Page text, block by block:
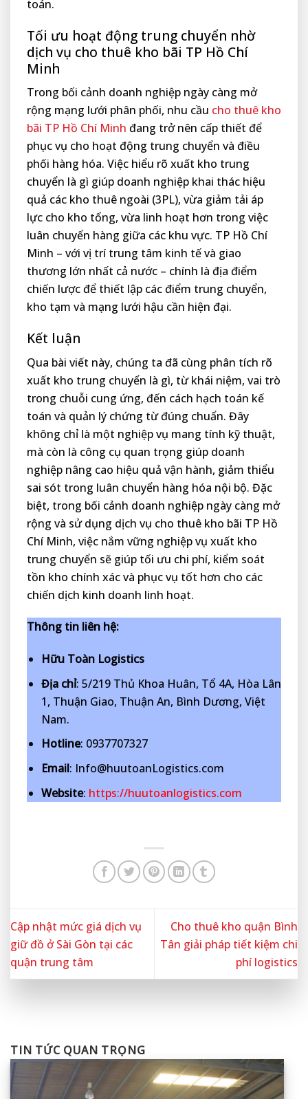
toán.
Tối ưu hoạt động trung chuyển nhờ
dịch vụ cho thuê kho bãi TP Hồ Chí
Minh
Trong bối cảnh doanh nghiệp ngày càng mở
rộng mạng lưới phân phối, nhu cầu cho thuê kho
bãi TP Hồ Chí Minh đang trở nên cấp thiết để
phục vụ cho hoạt động trung chuyển và điều
phối hàng hóa. Việc hiểu rõ xuất kho trung
chuyển là gì giúp doanh nghiệp khai thác hiệu
quả các kho thuê ngoài (3PL), vừa giảm tải áp
lực cho kho tổng, vừa linh hoạt hơn trong việc
luân chuyển hàng giữa các khu vực. TP Hồ Chí
Minh – với vị trí trung tâm kinh tế và giao
thương lớn nhất cả nước – chính là địa điểm
chiến lược để thiết lập các điểm trung chuyển,
kho tạm và mạng lưới hậu cần hiện đại.
Kết luận
Qua bài viết này, chúng ta đã cùng phân tích rõ
xuất kho trung chuyển là gì, từ khái niệm, vai trò
trong chuỗi cung ứng, đến cách hạch toán kế
toán và quản lý chứng từ đúng chuẩn. Đây
không chỉ là một nghiệp vụ mang tính kỹ thuật,
mà còn là công cụ quan trọng giúp doanh
nghiệp nâng cao hiệu quả vận hành, giảm thiểu
sai sót trong luân chuyển hàng hóa nội bộ. Đặc
biệt, trong bối cảnh doanh nghiệp ngày càng mở
rộng và sử dụng dịch vụ cho thuê kho bãi TP Hồ
Chí Minh, việc nắm vững nghiệp vụ xuất kho
trung chuyển sẽ giúp tối ưu chi phí, kiểm soát
tồn kho chính xác và phục vụ tốt hơn cho các
chiến dịch kinh doanh linh hoạt.
Thông tin liên hệ:
Hữu Toàn Logistics
Địa chỉ: 5/219 Thủ Khoa Huân, Tổ 4A, Hòa Lân
1, Thuận Giao, Thuận An, Bình Dương, Việt
Nam.
Hotline: 0937707327
Email: Info@huutoanLogistics.com
Website: https://huutoanlogistics.com
Cập nhật mức giá dịch vụ
giữ đồ ở Sài Gòn tại các
quận trung tâm
Cho thuê kho quận Bình
Tân giải pháp tiết kiệm chi
phí logistics
TIN TỨC QUAN TRỌNG